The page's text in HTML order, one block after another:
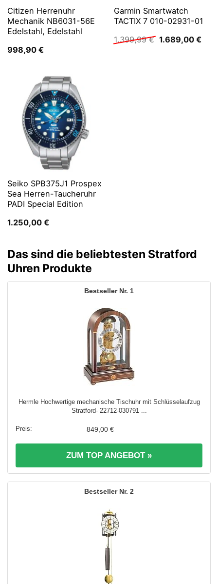
Citizen Herrenuhr
Mechanik NB6031-56E
Edelstahl, Edelstahl
998,90 €
Garmin Smartwatch
TACTIX 7 010-02931-01
1.399,99€ Ursprünglicher
1.689,00 €
Seiko SPB375J1 Prospex
Sea Herren-Taucheruhr
PADI Special Edition
1.250,00 €
Das sind die beliebtesten Stratford
Uhren Produkte
1
Hermle Hochwertige mechanische Tischuhr mit Schlüsselaufzug
Stratford- 22712-030791 ...
849,00 €
ZUM TOP ANGEBOT »
2